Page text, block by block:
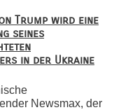
Trump wird eine
seines
in der Ukraine
Newsmax, der